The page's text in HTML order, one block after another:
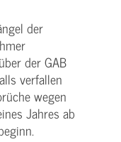
der
der GAB
verfallen
wegen
Jahres ab